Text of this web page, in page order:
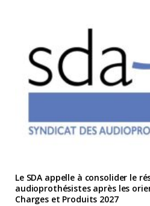
Le SDA appelle à consolider le
audioprothésistes après les
Charges et Produits 2027